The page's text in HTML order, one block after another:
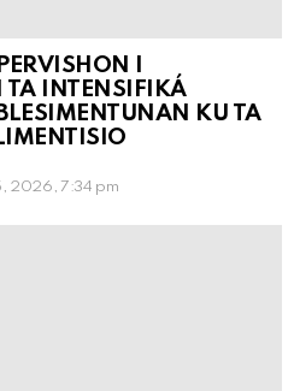
I
TA INTENSIFIKÁ
KU TA
2026, 7:34 pm